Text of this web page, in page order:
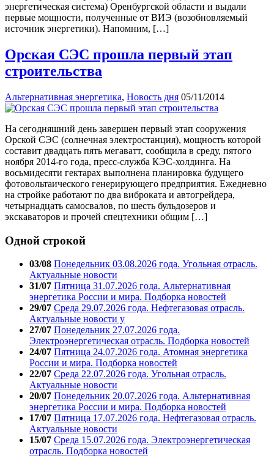
энергетическая система) Оренбургской области и выдали
первые мощности, полученные от ВИЭ (возобновляемый
источник энергетики). Напомним, […]
Орская СЭС прошла первый этап
строительства
Альтернативная энергетика, Новость дня 05/11/2014
На сегодняшний день завершен первый этап сооружения
Орской СЭС (солнечная электростанция), мощность которой
составит двадцать пять мегаватт, сообщила в среду, пятого
ноября 2014-го года, пресс-служба КЭС-холдинга. На
восьмидесяти гектарах выполнена планировка будущего
фотовольтаического генерирующего предприятия. Ежедневно
на стройке работают по два виброката и автогрейдера,
четырнадцать самосвалов, по шесть бульдозеров и
экскаваторов и прочей спецтехники общим […]
Одной строкой
03/08 Понедельник 03.08.2026 года. Угольная отрасль.
Актуальные новости
31/07 Пятница 31.07.2026 года. Альтернативная
энергетика России и мира. Подборка новостей
29/07 Среда 29.07.2026 года. Нефтегазовая отрасль.
Актуальные новости у
27/07 Понедельник 27.07.2026 года.
Электроэнергетическая отрасль. Подборка новостей
24/07 Пятница 24.07.2026 года. Атомная энергетика
России и мира. Подборка новостей
22/07 Среда 22.07.2026 года. Угольная отрасль.
Актуальные новости
20/07 Понедельник 20.07.2026 года. Альтернативная
энергетика России и мира. Подборка новостей
17/07 Пятница 17.07.2026 года. Нефтегазовая отрасль.
Актуальные новости
15/07 Среда 15.07.2026 года. Электроэнергетическая
отрасль. Подборка новостей